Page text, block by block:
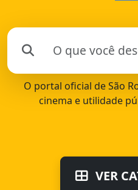
O portal oficial de São
cinema e utilidade
VER